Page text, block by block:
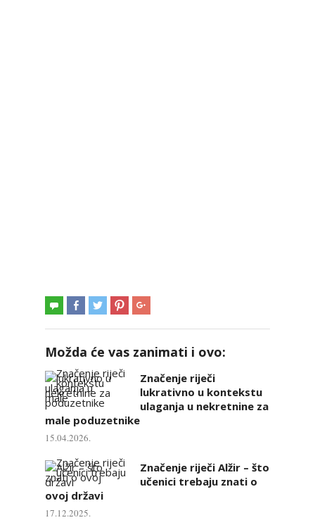
Možda će vas zanimati i ovo:
Značenje riječi
lukrativno u kontekstu
ulaganja u nekretnine za
male poduzetnike
15.04.2026.
Značenje riječi Alžir – što
učenici trebaju znati o
ovoj državi
17.12.2025.